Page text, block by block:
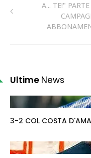
A... TE!"
Ultime News
3-2 COL COSTA